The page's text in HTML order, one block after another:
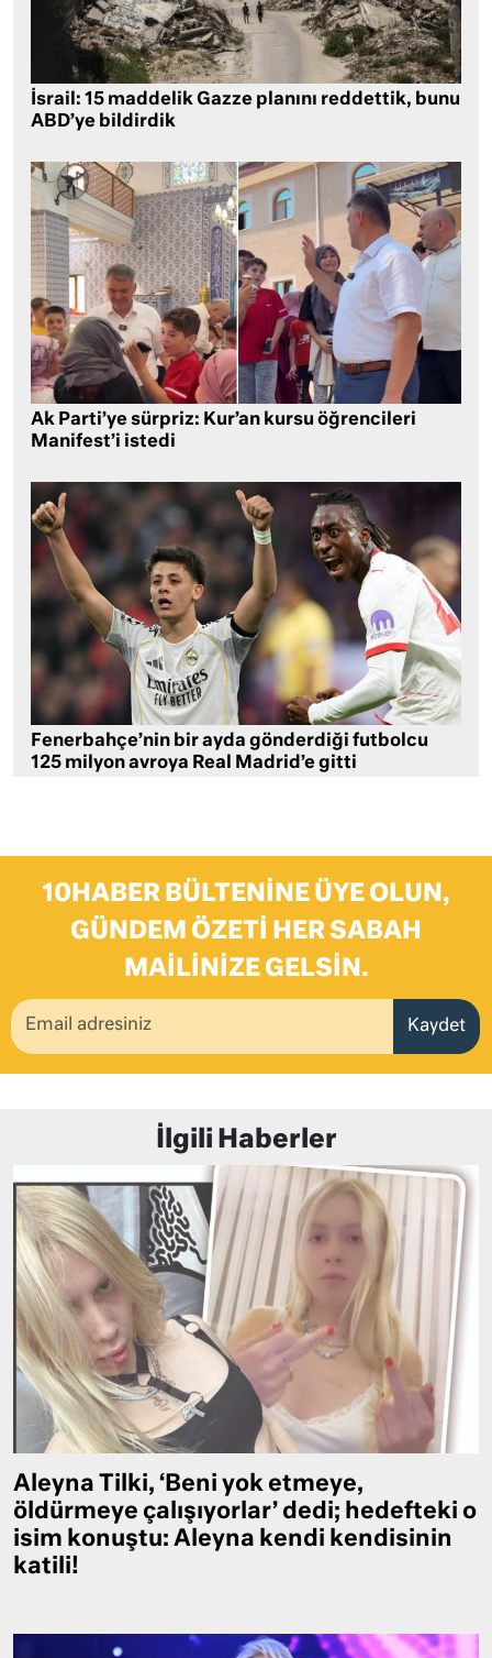
İsrail: 15 maddelik Gazze planını reddettik, bunu
ABD’ye bildirdik
Ak Parti’ye sürpriz: Kur’an kursu öğrencileri
Manifest’i istedi
Fenerbahçe’nin bir ayda gönderdiği futbolcu
125 milyon avroya Real Madrid’e gitti
10HABER BÜLTENINE ÜYE OLUN,
GÜNDEM ÖZETI HER SABAH
MAILINIZE GELSIN.
Kaydet
İlgili Haberler
Aleyna Tilki, ‘Beni yok etmeye,
öldürmeye çalışıyorlar’ dedi; hedefteki o
isim konuştu: Aleyna kendi kendisinin
katili!